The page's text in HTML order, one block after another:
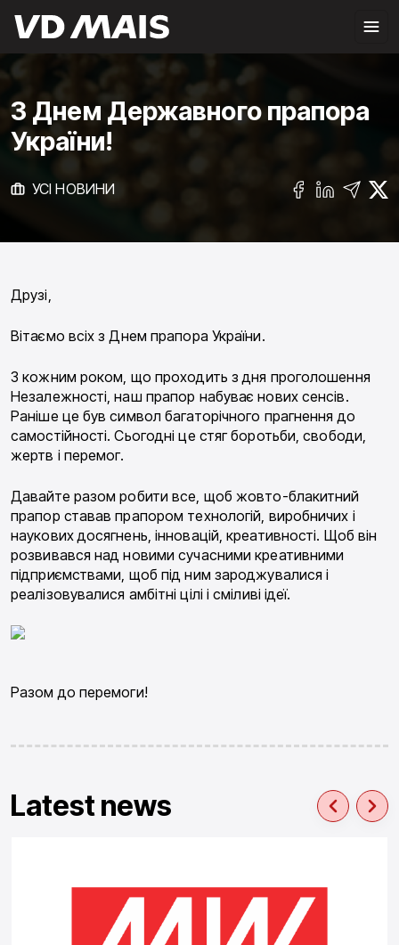
З Днем Державного прапора
України!
УСІ НОВИНИ
Друзі,
Вітаємо всіх з Днем прапора України.
З кожним роком, що проходить з дня проголошення
Незалежності, наш прапор набуває нових сенсів.
Раніше це був символ багаторічного прагнення до
самостійності. Сьогодні це стяг боротьби, свободи,
жертв і перемог.
Давайте разом робити все, щоб жовто-блакитний
прапор ставав прапором технологій, виробничих і
наукових досягнень, інновацій, креативності. Щоб він
розвивався над новими сучасними креативними
підприємствами, щоб під ним зароджувалися і
реалізовувалися амбітні цілі і сміливі ідеї.
Разом до перемоги!
Latest news